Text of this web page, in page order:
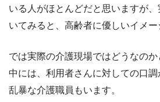
いる人がほとんどだと思いますが
いてみると、高齢者に優しいイメー
では実際の介護現場ではどうなの
中には、利用者さんに対しての口
乱暴な介護職員もいます。